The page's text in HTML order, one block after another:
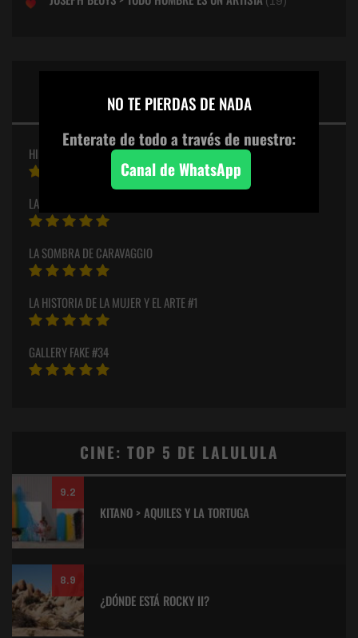
DEL MES
HILMA
LA SAL DE LA TIERRA – SEBASTIÃO SALGADO
LA SOMBRA DE CARAVAGGIO
LA HISTORIA DE LA MUJER Y EL ARTE #1
GALLERY FAKE #34
CINE: TOP 5 DE LALULULA
9.2
KITANO > AQUILES Y LA TORTUGA
8.9
¿DÓNDE ESTÁ ROCKY II?
NO TE PIERDAS DE NADA
Enterate de todo a través de nuestro:
Canal de WhatsApp